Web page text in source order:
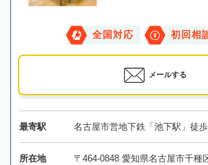
全国対応 初回相
メールする
最寄駅 名古屋市営地下鉄「池下駅」徒
所在地
〒464-0848 愛知県名古屋市千種